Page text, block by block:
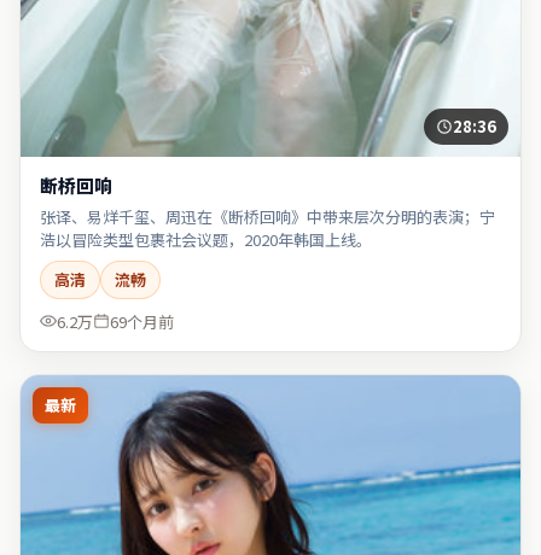
28:36
断桥回响
张译、易烊千玺、周迅在《断桥回响》中带来层次分明的表演；宁
浩以冒险类型包裹社会议题，2020年韩国上线。
高清
流畅
6.2万
69个月前
最新